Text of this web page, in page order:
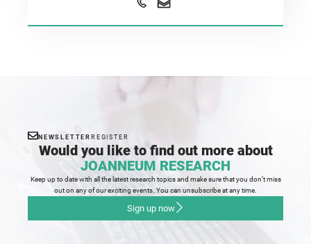
NEWSLETTER REGISTER
Would you like to find out more about
JOANNEUM RESEARCH
Keep up to date with all the latest research topics and make sure that you don’t miss
out on any of our exciting events. You can unsubscribe at any time.
Sign up now